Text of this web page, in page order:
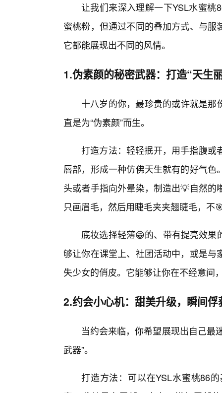
让我们来深入理解一下YSL水蜜桃
蜜桃粉，但通过不同的叠加方式、与
它都能展现出不同的风情。
1.伪素颜的秘密武器：打造“天生
十八岁的你，最珍贵的或许就是
直是为“伪素颜”而生。
打造方法：轻轻抿开，用手指腹或
唇部，形成一种仿佛天生就有的好气
头或者手指向外晕染，制造出💡自然
只画眉毛，然后用睫毛夹夹翘睫毛，不
底妆选择轻薄😁的、带有提亮效
够让你在课堂上、社团活动中，或是
失少女的俏皮。它能够让你在不经意间
2.约会小心机：甜美升级，瞬间俘
当约会来临，你希望展现出自己最
武器”。
打造方法：可以在YSL水蜜桃86